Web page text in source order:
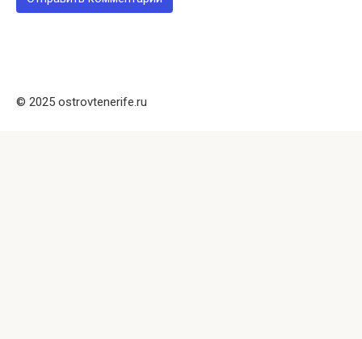
© 2025 ostrovtenerife.ru